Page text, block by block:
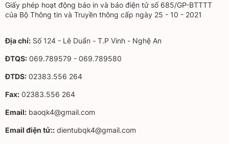
Giấy phép hoạt động báo in và báo điện tử số 685/GP-BTTTT
của Bộ Thông tin và Truyền thông cấp ngày 25 - 10 - 2021
Địa chỉ: Số 124 - Lê Duẩn - T.P Vinh - Nghệ An
ĐTQS: 069.789579 - 069.789580
ĐTDS: 02383.556 264
Fax: 02383.556 264
Email: baoqk4@gmail.com
Email điện tử:: dientubqk4@gmail.com